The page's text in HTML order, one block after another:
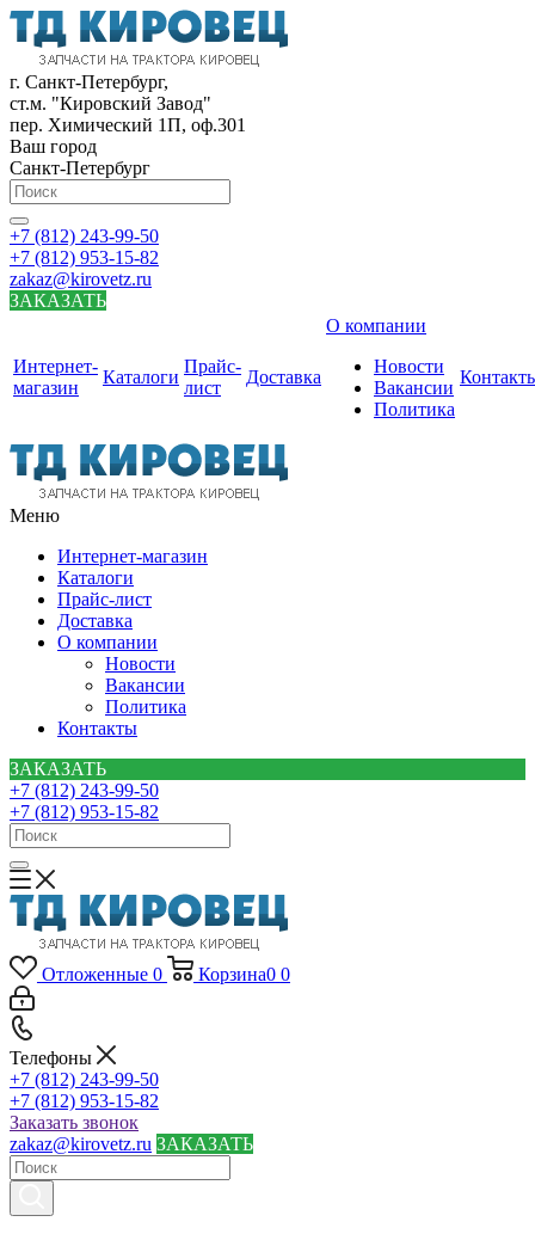
г. Санкт-Петербург,
ст.м. "Кировский Завод"
пер. Химический 1П, оф.301
Ваш город
Санкт-Петербург
+7 (812) 243-99-50
+7 (812) 953-15-82
zakaz@kirovetz.ru
ЗАКАЗАТЬ
Интернет-
магазин
Каталоги
Прайс-
лист
Доставка
О компании
Новости
Вакансии
Политика
Меню
Интернет-магазин
Каталоги
Прайс-лист
Доставка
О компании
Новости
Вакансии
Политика
Контакты
ЗАКАЗАТЬ
+7 (812) 243-99-50
+7 (812) 953-15-82
Отложенные 0 Корзина0 0
Телефоны
+7 (812) 243-99-50
+7 (812) 953-15-82
Заказать звонок
zakaz@kirovetz.ru ЗАКАЗАТЬ